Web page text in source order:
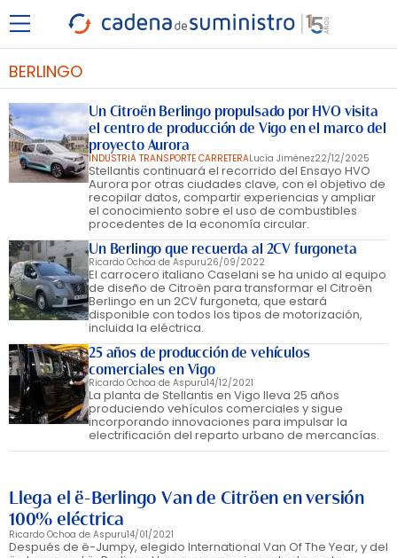
BERLINGO
Un Citroën Berlingo propulsado por HVO visita
el centro de producción de Vigo en el marco del
proyecto Aurora
INDUSTRIA TRANSPORTE CARRETERALucía Jiménez22/12/2025
Stellantis continuará el recorrido del Ensayo HVO
Aurora por otras ciudades clave, con el objetivo de
recopilar datos, compartir experiencias y ampliar
el conocimiento sobre el uso de combustibles
procedentes de la economía circular.
Un Berlingo que recuerda al 2CV furgoneta
Ricardo Ochoa de Aspuru26/09/2022
El carrocero italiano Caselani se ha unido al equipo
de diseño de Citroën para transformar el Citroën
Berlingo en un 2CV furgoneta, que estará
disponible con todos los tipos de motorización,
incluida la eléctrica.
25 años de producción de vehículos
comerciales en Vigo
Ricardo Ochoa de Aspuru14/12/2021
La planta de Stellantis en Vigo lleva 25 años
produciendo vehículos comerciales y sigue
incorporando innovaciones para impulsar la
electrificación del reparto urbano de mercancías.
Llega el ë-Berlingo Van de Citröen en versión
100% eléctrica
Ricardo Ochoa de Aspuru14/01/2021
Después de ë-Jumpy, elegido International Van Of The Year, y del